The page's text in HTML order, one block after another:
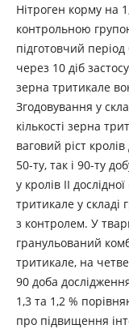
Нітроген корму на
контрольною
підготовчий
через 10 діб
зерна тритикале
Згодовування у
кількості зерна
ваговий ріст
50-ту, так і 90-ту
у кролів IІ
тритикале у складі
з контролем. У
гранульований
тритикале, на
90 доба
1,3 та 1,2 %
про підвищення